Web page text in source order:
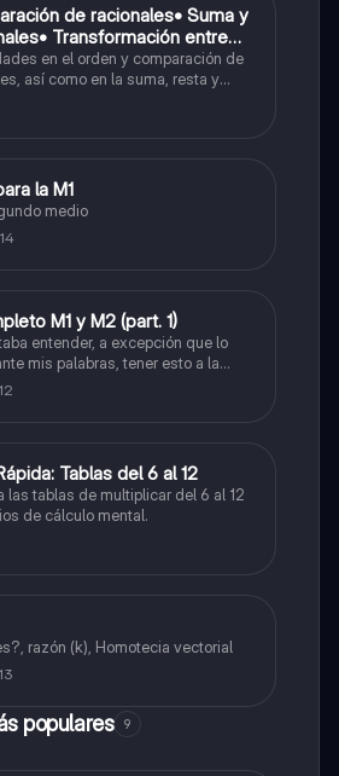
de racionales• Suma y
Transformación entre
en el orden y comparación de
así como en la suma, resta y
y fracciones.
la M1
medio
M1 y M2 (part. 1)
entender, a excepción que lo
mis palabras, tener esto a la
ojalá también les pueda servir
Tablas del 6 al 12
las tablas de multiplicar del 6 al 12
de cálculo mental.
razón (k), Homotecia vectorial
populares 9